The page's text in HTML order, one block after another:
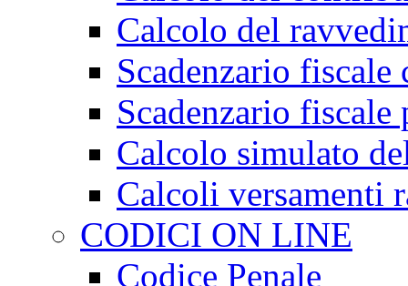
Calcolo del
Scadenzario
Scadenzario
Calcolo simulato
Calcoli versamenti
CODICI ON LINE
Codice Penale